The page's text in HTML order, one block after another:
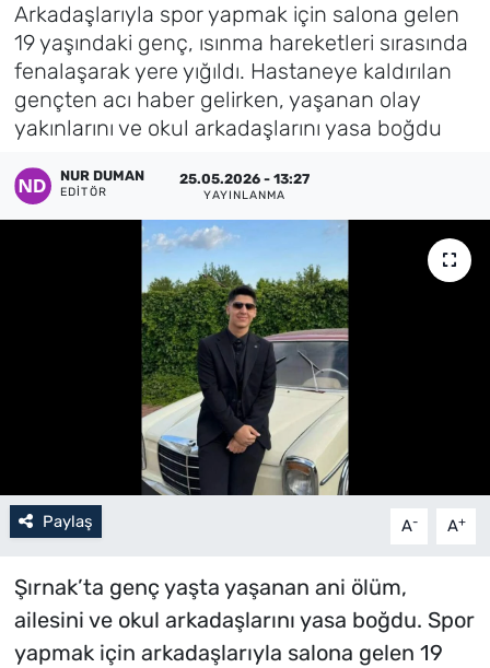
Arkadaşlarıyla spor yapmak için salona gelen
19 yaşındaki genç, ısınma hareketleri sırasında
fenalaşarak yere yığıldı. Hastaneye kaldırılan
gençten acı haber gelirken, yaşanan olay
yakınlarını ve okul arkadaşlarını yasa boğdu
NUR DUMAN
EDITÖR
25.05.2026 - 13:27
YAYINLANMA
Paylaş A- A+
Şırnak’ta genç yaşta yaşanan ani ölüm,
ailesini ve okul arkadaşlarını yasa boğdu. Spor
yapmak için arkadaşlarıyla salona gelen 19
Foto Galeri
Künye
İletişim